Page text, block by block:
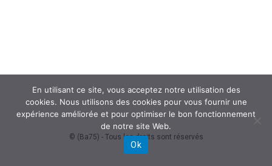
© (Ba75) - Tous les droits sont réservés
En utilisant ce site, vous acceptez notre utilisation des
cookies. Nous utilisons des cookies pour vous fournir une
expérience améliorée et pour optimiser le bon fonctionnement
de notre site Web.
Ok